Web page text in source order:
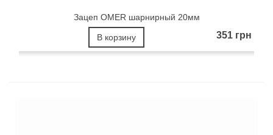
Зацеп OMER шарнирный 20мм
351 грн
В корзину